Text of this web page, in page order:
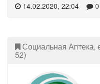
14.02.2020, 22:04 0
Социальная Аптека,
52)